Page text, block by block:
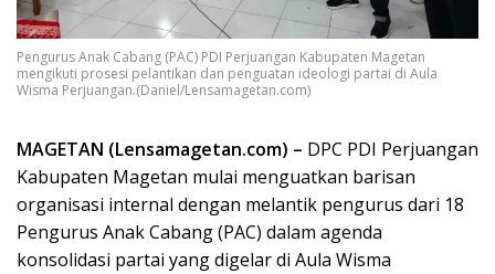
Pengurus Anak Cabang (PAC) PDI Perjuangan Kabupaten Magetan
mengikuti prosesi pelantikan dan penguatan ideologi partai di Aula
Wisma Perjuangan.(Daniel/Lensamagetan.com)
MAGETAN (Lensamagetan.com) – DPC PDI Perjuangan
Kabupaten Magetan mulai menguatkan barisan
organisasi internal dengan melantik pengurus dari 18
Pengurus Anak Cabang (PAC) dalam agenda
konsolidasi partai yang digelar di Aula Wisma